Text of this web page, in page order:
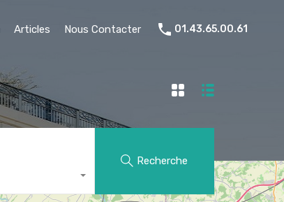
Articles Nous Contacter 01.43.65.00.61
Recherche